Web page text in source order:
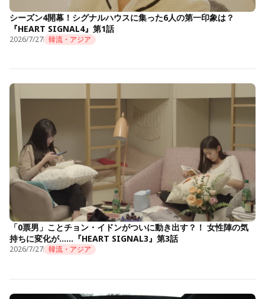
シーズン4開幕！シグナルハウスに集った6人の第一印象は？
『HEART SIGNAL4』第1話
2026/7/27 韓流・アジア
「0票男」ことチョン・イドンがついに動き出す？！ 女性陣の気
持ちに変化が……『HEART SIGNAL3』第3話
2026/7/27 韓流・アジア